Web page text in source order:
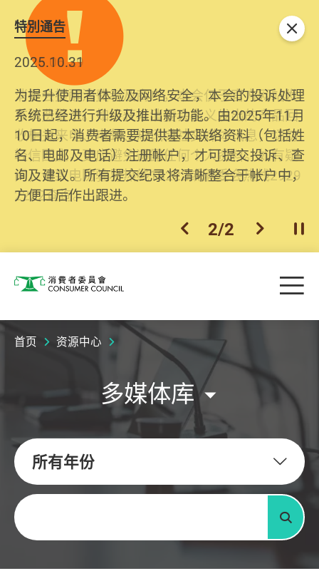
特別通告
2026.06.29
消委会提醒消费者及商户，本会仅于官方网站发
布消费警示。如接获以消委会名义发出的产品回
收相关来电、电邮、短讯或社交媒体讯息，切勿
轻信回应，更应避免透露任何个人资料。如有疑
问，请致电防骗易热线18222或消委会热线2929
2222查询。
2025.10.31
为提升使用者体验及网络安全，本会的投诉处理
系统已经进行升级及推出新功能。由2025年11月
10日起，消费者需要提供基本联络资料（包括姓
名、电邮及电话）注册帐户，才可提交投诉、查
询及建议。所有提交纪录将清晰整合于帐户中，
方便日后作出跟进。
上一个
2/2 下一个开
关闭
消费者委员会 目
首页 资源中心
多媒体库
所有年份
关键字
搜寻